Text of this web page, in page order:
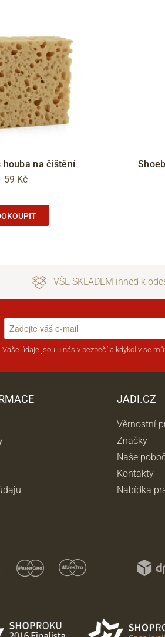
houba na čištění
59 Kč
VŠE SKLADEM ihned k
Vaše údaje jsou u nás v bezpečí a kdykoliv se
JADI.CZ
Věrnostní
Značky
Naše
Kontakty
Nabídka